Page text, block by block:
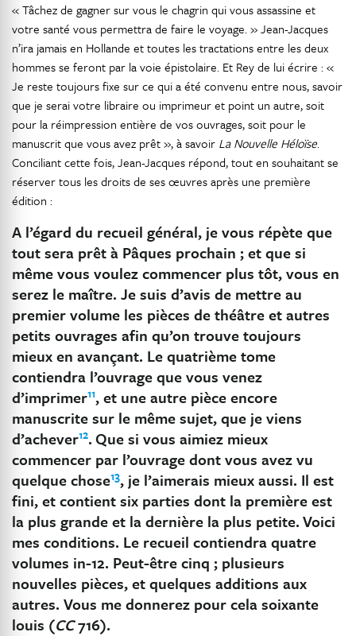
« Tâchez de gagner sur vous le chagrin qui vous assassine et
votre santé vous permettra de faire le voyage. » Jean-Jacques
n’ira jamais en Hollande et toutes les tractations entre les deux
hommes se feront par la voie épistolaire. Et Rey de lui écrire : «
Je reste toujours fixe sur ce qui a été convenu entre nous, savoir
que je serai votre libraire ou imprimeur et point un autre, soit
pour la réimpression entière de vos ouvrages, soit pour le
manuscrit que vous avez prêt », à savoir La Nouvelle Héloïse.
Conciliant cette fois, Jean-Jacques répond, tout en souhaitant se
réserver tous les droits de ses œuvres après une première
édition :
A l’égard du recueil général, je vous répète que
tout sera prêt à Pâques prochain ; et que si
même vous voulez commencer plus tôt, vous en
serez le maître. Je suis d’avis de mettre au
premier volume les pièces de théâtre et autres
petits ouvrages afin qu’on trouve toujours
mieux en avançant. Le quatrième tome
contiendra l’ouvrage que vous venez
d’imprimer11, et une autre pièce encore
manuscrite sur le même sujet, que je viens
d’achever12.Que si vous aimiez mieux
commencer par l’ouvrage dont vous avez vu
quelque chose13, je l’aimerais mieux aussi. Il est
fini, et contient six parties dont la première est
la plus grande et la dernière la plus petite.Voici
mes conditions. Le recueil contiendra quatre
volumes in-12. Peut-être cinq ; plusieurs
nouvelles pièces, et quelques additions aux
autres. Vous me donnerez pour cela soixante
louis (CC716).